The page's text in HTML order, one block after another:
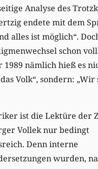
Analyse des
endete mit dem
alles ist möglich“.
schon
1989 nämlich hieß es
Volk“, sondern:
ist die Lektüre der
Vollek nur bedingt
Denn interne
wurden,